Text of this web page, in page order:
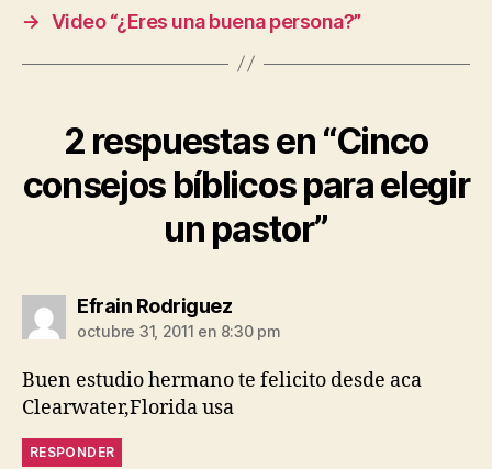
→ Video “¿Eres una buena persona?”
2 respuestas en “Cinco
consejos bíblicos para elegir
un pastor”
Efrain Rodriguezdice:
octubre 31, 2011 en 8:30 pm
Buen estudio hermano te felicito desde aca
Clearwater,Florida usa
RESPONDER